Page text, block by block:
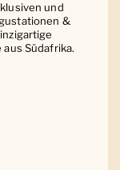
und
&
Südafrika.